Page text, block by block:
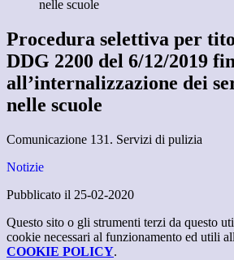
nelle scuole
Procedura selettiva per
DDG 2200 del 6/12/2019
all’internalizzazione dei
nelle scuole
Comunicazione 131. Servizi di pulizia
Notizie
Pubblicato il 25-02-2020
Questo sito o gli strumenti terzi da questo
cookie necessari al funzionamento ed utili
COOKIE POLICY.